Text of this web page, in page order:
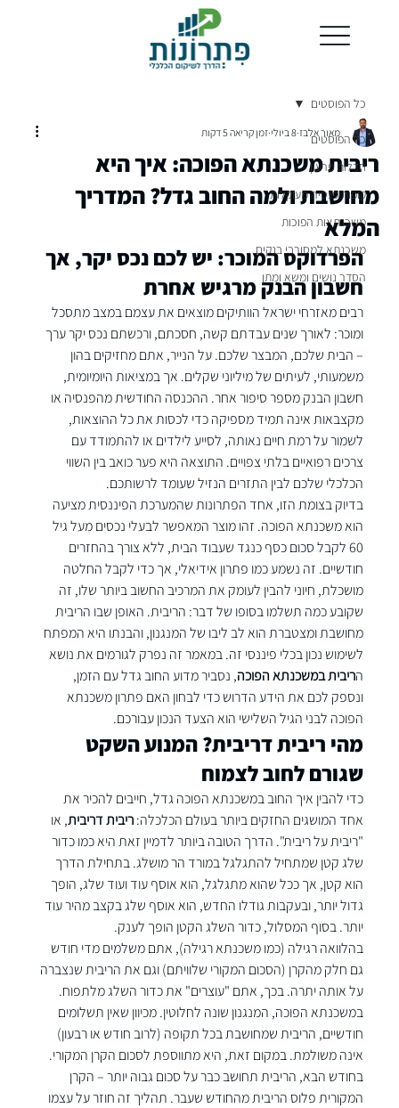
כל הפוסטים
חדלות פרעון
קופות פנסיה מעוקלות
משכנתאות הפוכות
משכנתא למסורבי בנקים
הסדר נושים ומשא ומתן
כל הפוסטים
ריבית משכנתא הפוכה: איך היא
מחושבת ולמה החוב גדל? המדריך
המלא
מאור אלבז 8 ביולי זמן קריאה 5 דקות
הפרדוקס המוכר: יש לכם נכס יקר, אך
חשבון הבנק מרגיש אחרת
רבים מאזרחי ישראל הוותיקים מוצאים את עצמם במצב מתסכל
ומוכר: לאורך שנים עבדתם קשה, חסכתם, ורכשתם נכס יקר ערך
– הבית שלכם, המבצר שלכם. על הנייר, אתם מחזיקים בהון
משמעותי, לעיתים של מיליוני שקלים. אך במציאות היומיומית,
חשבון הבנק מספר סיפור אחר. ההכנסה החודשית מהפנסיה או
מקצבאות אינה תמיד מספיקה כדי לכסות את כל ההוצאות,
לשמור על רמת חיים נאותה, לסייע לילדים או להתמודד עם
צרכים רפואיים בלתי צפויים. התוצאה היא פער כואב בין השווי
הכלכלי שלכם לבין התזרים הנזיל שעומד לרשותכם.
בדיוק בצומת הזו, אחד הפתרונות שהמערכת הפיננסית מציעה
הוא משכנתא הפוכה. זהו מוצר המאפשר לבעלי נכסים מעל גיל
60 לקבל סכום כסף כנגד שעבוד הבית, ללא צורך בהחזרים
חודשיים. זה נשמע כמו פתרון אידיאלי, אך כדי לקבל החלטה
מושכלת, חיוני להבין לעומק את המרכיב החשוב ביותר שלו, זה
שקובע כמה תשלמו בסופו של דבר: הריבית. האופן שבו הריבית
מחושבת ומצטברת הוא לב ליבו של המנגנון, והבנתו היא המפתח
לשימוש נכון בכלי פיננסי זה. במאמר זה נפרק לגורמים את נושא
הריבית במשכנתא הפוכה, נסביר מדוע החוב גדל עם הזמן,
ונספק לכם את הידע הדרוש כדי לבחון האם פתרון משכנתא
הפוכה לבני הגיל השלישי הוא הצעד הנכון עבורכם.
מהי ריבית דריבית? המנוע השקט
שגורם לחוב לצמוח
כדי להבין איך החוב במשכנתא הפוכה גדל, חייבים להכיר את
אחד המושגים החזקים ביותר בעולם הכלכלה: ריבית דריבית, או
"ריבית על ריבית". הדרך הטובה ביותר לדמיין זאת היא כמו כדור
שלג קטן שמתחיל להתגלגל במורד הר מושלג. בתחילת הדרך
הוא קטן, אך ככל שהוא מתגלגל, הוא אוסף עוד ועוד שלג, הופך
גדול יותר, ובעקבות גודלו החדש, הוא אוסף שלג בקצב מהיר עוד
יותר. בסוף המסלול, כדור השלג הקטן הופך לענק.
בהלוואה רגילה (כמו משכנתא רגילה), אתם משלמים מדי חודש
גם חלק מהקרן (הסכום המקורי שלוויתם) וגם את הריבית שנצברה
על אותה יתרה. בכך, אתם "עוצרים" את כדור השלג מלתפוח.
במשכנתא הפוכה, המנגנון שונה לחלוטין. מכיוון שאין תשלומים
חודשיים, הריבית שמחושבת בכל תקופה (לרוב חודש או רבעון)
אינה משולמת. במקום זאת, היא מתווספת לסכום הקרן המקורי.
בחודש הבא, הריבית תחושב כבר על סכום גבוה יותר – הקרן
המקורית פלוס הריבית מהחודש שעבר. תהליך זה חוזר על עצמו